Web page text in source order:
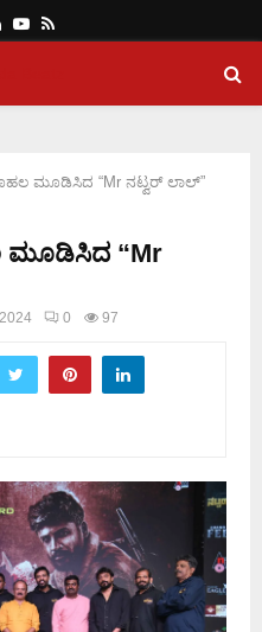
LinkedinYoutube
Rss
ಮೂಡಿಸಿದ “Mr ನಟ್ವರ್ ಲಾಲ್”
ಮೂಡಿಸಿದ “Mr
0 97